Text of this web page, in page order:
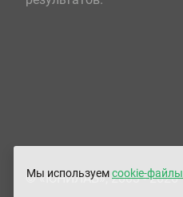
© «ЮНИЛАБ», 2003 - 2026
Мы используемcookie-файлы